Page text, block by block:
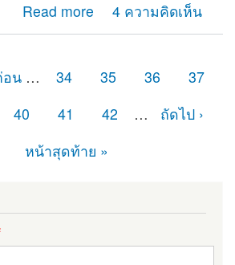
Read more
ปครับ 4 ความคิดเห็น
อน … 34 35 36
37
40 41 42 …
ถัดไป ›
หน้าสุดท้าย »